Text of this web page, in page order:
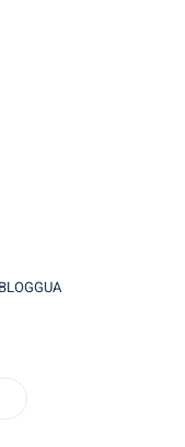
BLOGGUA